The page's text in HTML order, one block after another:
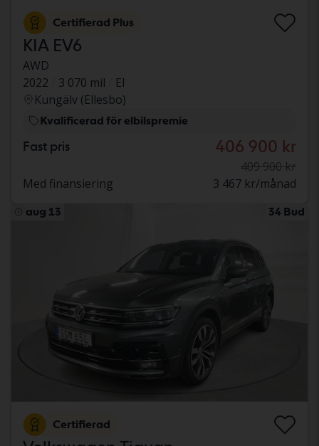
Certifierad Plus
KIA EV6
AWD
2022
3 070 mil
El
Kungälv (Ellesbo)
Kvalificerad för elbilspremie
Fast pris 406 900 kr
409 900 kr
Med finansiering
3 467 kr/månad
aug 13 34 Bud
Certifierad